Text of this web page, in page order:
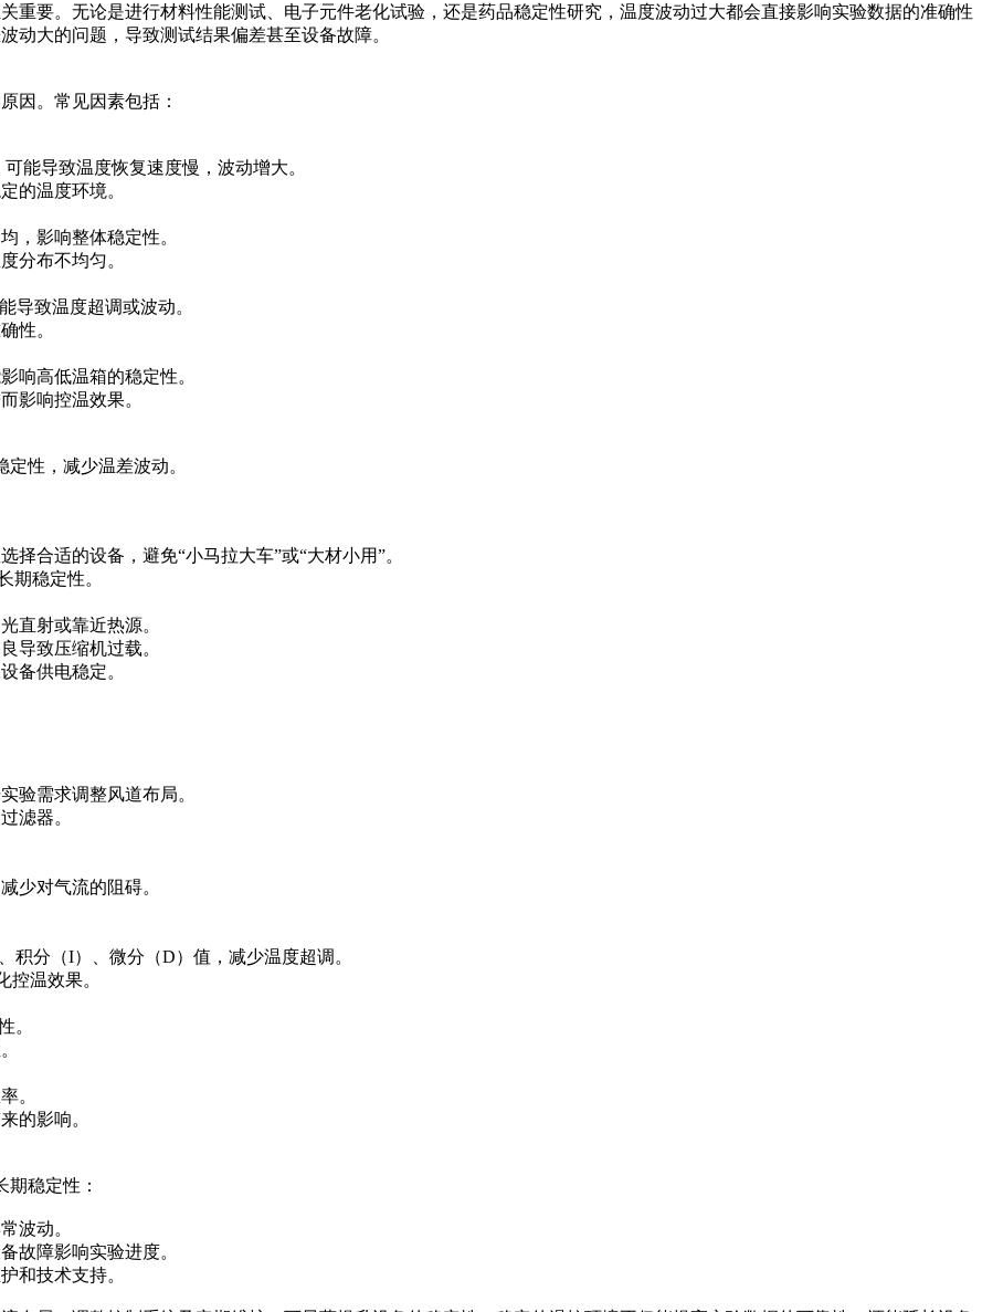
重要。无论是进行材料性能测试、电子元件老化试验，还是药品稳定性研究，温度波动过大都会直接影响实验数据的准确性
动大的问题，导致测试结果偏差甚至设备故障。
因。常见因素包括：
能导致温度恢复速度慢，波动增大。
的温度环境。
，影响整体稳定性。
分布不均匀。
导致温度超调或波动。
性。
响高低温箱的稳定性。
影响控温效果。
性，减少温差波动。
合适的设备，避免“小马拉大车”或“大材小用”。
期稳定性。
直射或靠近热源。
导致压缩机过载。
备供电稳定。
验需求调整风道布局。
滤器。
少对气流的阻碍。
积分（I）、微分（D）值，减少温度超调。
温效果。
。
。
的影响。
稳定性：
波动。
故障影响实验进度。
和技术支持。